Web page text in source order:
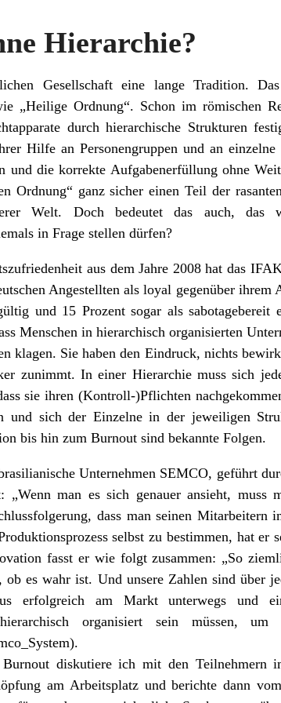
Hierarchie?
Gesellschaft eine lange Tradition.
„Heilige Ordnung“. Schon im römischen
durch hierarchische Strukturen
Hilfe an Personengruppen und an einzelne
und die korrekte Aufgabenerfüllung ohne
Ordnung“ ganz sicher einen Teil der
Welt. Doch bedeutet das auch, das
in Frage stellen dürfen?
aus dem Jahre 2008 hat das
Angestellten als loyal gegenüber ihrem
und 15 Prozent sogar als
Menschen in hierarchisch organisierten
klagen. Sie haben den Eindruck, nichts
zunimmt. In einer Hierarchie muss sich
sie ihren (Kontroll-)Pflichten
und sich der Einzelne in der jeweiligen
bis hin zum Burnout sind bekannte Folgen.
Unternehmen SEMCO, geführt
„Wenn man es sich genauer ansieht, muss
dass man seinen Mitarbeitern
selbst zu bestimmen, hat er
fasst er wie folgt zusammen: „So
ob es wahr ist. Und unsere Zahlen sind über
erfolgreich am Markt unterwegs und
organisiert sein müssen,
diskutiere ich mit den Teilnehmern
am Arbeitsplatz und berichte dann